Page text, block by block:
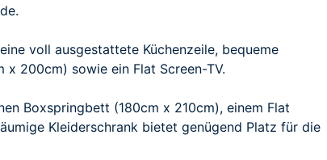
voll ausgestattete Küchenzeile, bequeme
x 200cm) sowie ein Flat Screen-TV.
Boxspringbett (180cm x 210cm), einem Flat
Kleiderschrank bietet genügend Platz für die